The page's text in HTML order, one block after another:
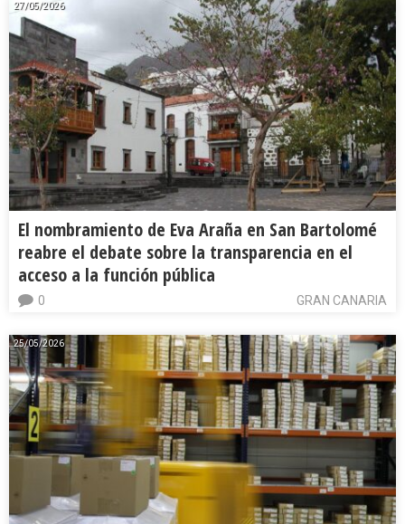
27/05/2026
El nombramiento de Eva Araña en San Bartolomé
reabre el debate sobre la transparencia en el
acceso a la función pública
GRAN CANARIA
0
25/05/2026